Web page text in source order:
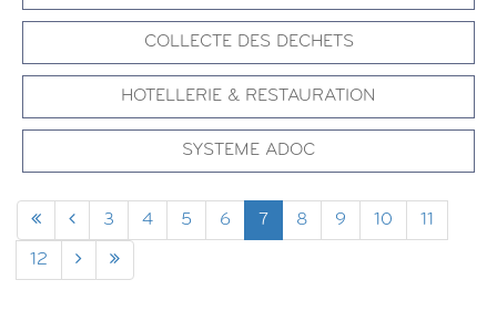
COLLECTE DES DECHETS
HOTELLERIE & RESTAURATION
SYSTEME ADOC
3 4 5 6 7 8 9 10 11
12